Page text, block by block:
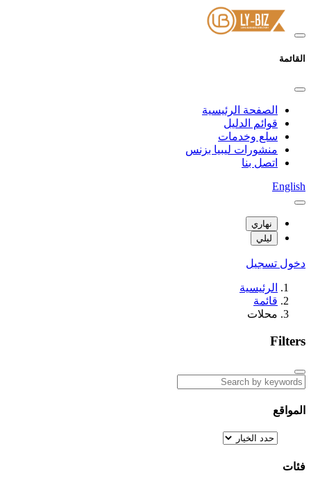
القائمة
الصفحة الرئيسية
قوائم الدليل
سلع وخدمات
منشورات ليبيا بزنس
اتصل بنا
English
نهاري
ليلي
دخول تسجيل
الرئيسية
قائمة
محلات
Filters
المواقع
فئات